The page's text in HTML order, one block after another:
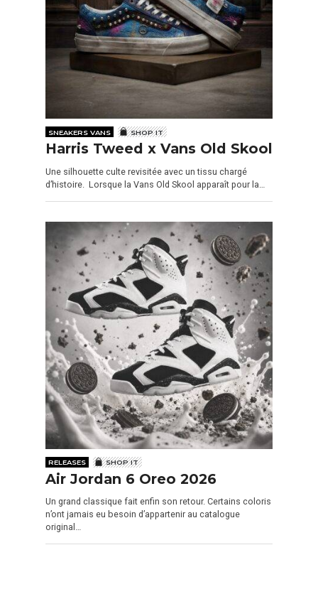
SNEAKERS VANS SHOP IT
Harris Tweed x Vans Old Skool
Une silhouette culte revisitée avec un tissu chargé
d’histoire. Lorsque la Vans Old Skool apparaît pour la…
RELEASES SHOP IT
Air Jordan 6 Oreo 2026
Un grand classique fait enfin son retour. Certains coloris
n’ont jamais eu besoin d’appartenir au catalogue
original…